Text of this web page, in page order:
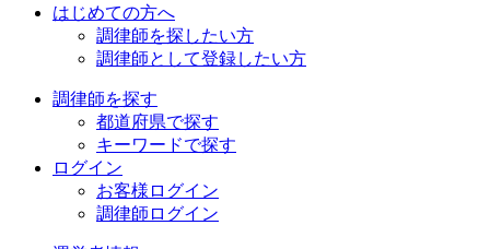
はじめての方へ
調律師を探したい方
調律師として登録したい方
調律師を探す
都道府県で探す
キーワードで探す
ログイン
お客様ログイン
調律師ログイン